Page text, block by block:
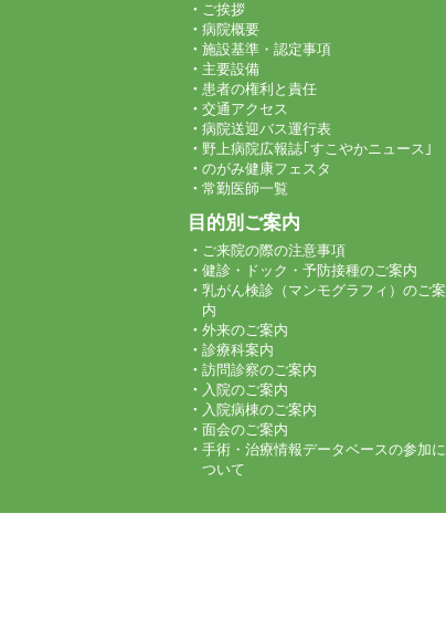
ご挨拶
病院概要
施設基準・認定事項
主要設備
患者の権利と責任
交通アクセス
病院送迎バス運行表
野上病院広報誌｢すこやかニュース｣
のがみ健康フェスタ
常勤医師一覧
目的別ご案内
ご来院の際の注意事項
健診・ドック・予防接種のご案内
乳がん検診（マンモグラフィ）のご案
内
外来のご案内
診療科案内
訪問診察のご案内
入院のご案内
入院病棟のご案内
面会のご案内
手術・治療情報データベースの参加に
ついて